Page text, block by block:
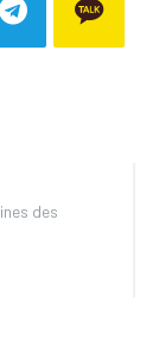
des